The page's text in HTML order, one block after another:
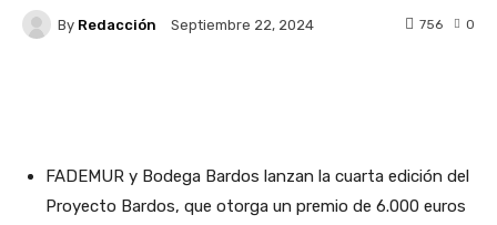
By Redacción Septiembre 22, 2024 0
756
FADEMUR y Bodega Bardos lanzan la cuarta edición del
Proyecto Bardos, que otorga un premio de 6.000 euros